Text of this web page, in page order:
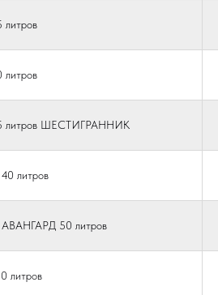
литров
литров
литров ШЕСТИГРАННИК
литров
АВАНГАРД 50 литров
литров